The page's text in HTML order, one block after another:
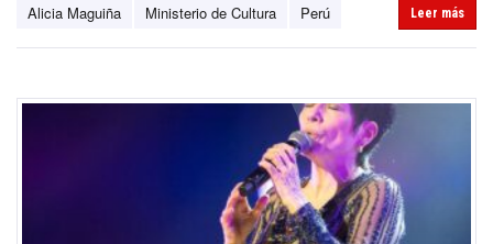
Alicia Maguiña Ministerio de Cultura Perú Leer más